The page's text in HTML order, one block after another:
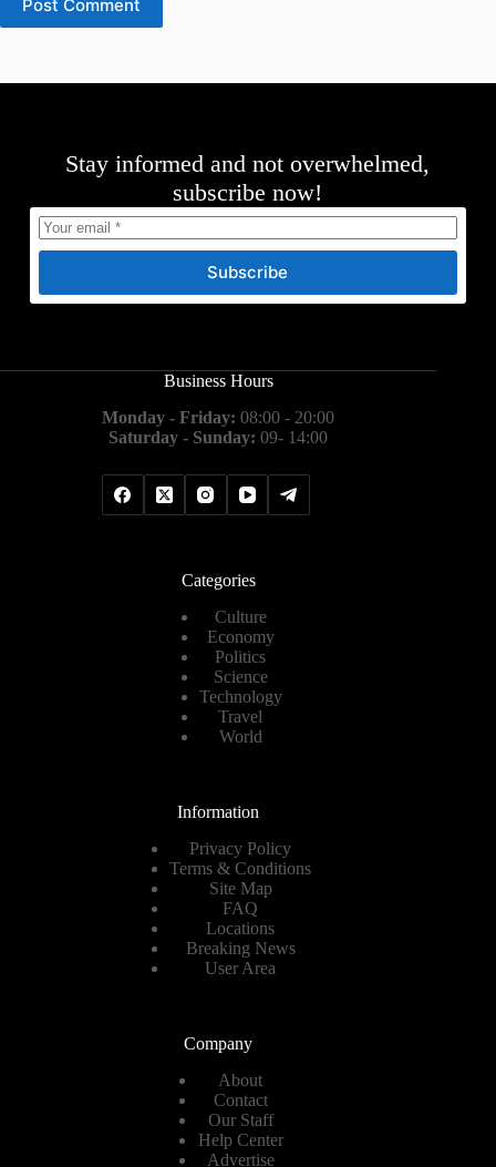
Post Comment
Stay informed and not overwhelmed,
subscribe now!
Subscribe
Business Hours
Monday - Friday: 08:00 - 20:00
Saturday - Sunday: 09- 14:00
Categories
Culture
Economy
Politics
Science
Technology
Travel
World
Information
Privacy Policy
Terms & Conditions
Site Map
FAQ
Locations
Breaking News
User Area
Company
About
Contact
Our Staff
Help Center
Advertise